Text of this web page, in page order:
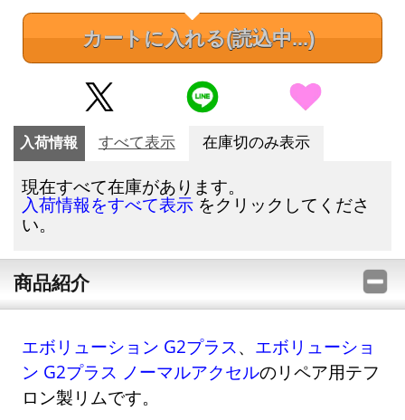
カートに入れる(読込中...)
入荷情報 すべて表示 在庫切のみ表示
現在すべて在庫があります。
入荷情報をすべて表示 をクリックしてくださ
い。
商品紹介
エボリューション G2プラス 、 エボリューショ
ン G2プラス ノーマルアクセルのリペア用テフ
ロン製リムです。